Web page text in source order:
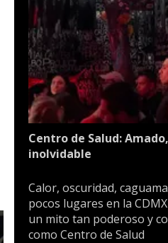
Centro de Salud:
inolvidable
Calor, oscuridad,
pocos lugares en la
un mito tan poderoso y
como Centro de Salud